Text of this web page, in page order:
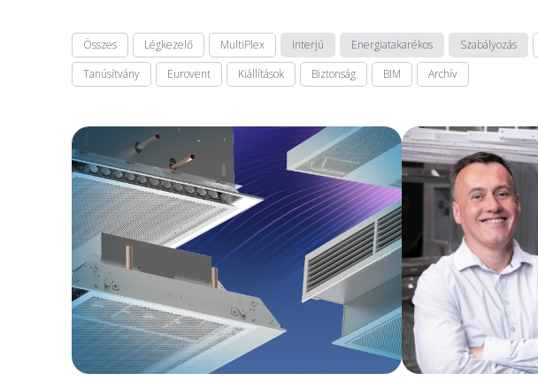
Összes Légkezelő MultiPlex Interjú Energiatakarékos Szabályozás
Tanúsítvány
Eurovent Kiállítások Biztonság BIM Archív